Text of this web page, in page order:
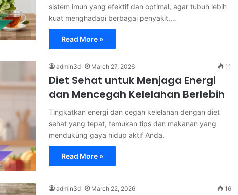
sistem imun yang efektif dan optimal, agar tubuh lebih
kuat menghadapi berbagai penyakit,…
Read More »
admin3d March 27, 2026 11
Diet Sehat untuk Menjaga Energi
dan Mencegah Kelelahan Berlebih
Tingkatkan energi dan cegah kelelahan dengan diet
sehat yang tepat, temukan tips dan makanan yang
mendukung gaya hidup aktif Anda.
Read More »
admin3d March 22, 2026 16